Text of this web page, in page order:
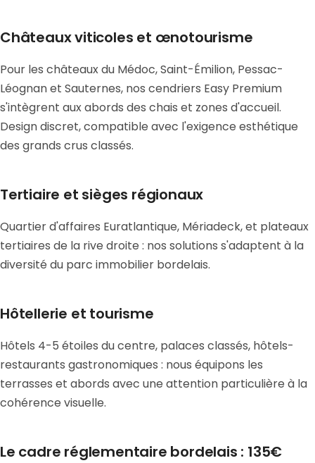
Châteaux viticoles et œnotourisme
Pour les châteaux du Médoc, Saint-Émilion, Pessac-
Léognan et Sauternes, nos cendriers Easy Premium
s'intègrent aux abords des chais et zones d'accueil.
Design discret, compatible avec l'exigence esthétique
des grands crus classés.
Tertiaire et sièges régionaux
Quartier d'affaires Euratlantique, Mériadeck, et plateaux
tertiaires de la rive droite : nos solutions s'adaptent à la
diversité du parc immobilier bordelais.
Hôtellerie et tourisme
Hôtels 4-5 étoiles du centre, palaces classés, hôtels-
restaurants gastronomiques : nous équipons les
terrasses et abords avec une attention particulière à la
cohérence visuelle.
Le cadre réglementaire bordelais : 135€